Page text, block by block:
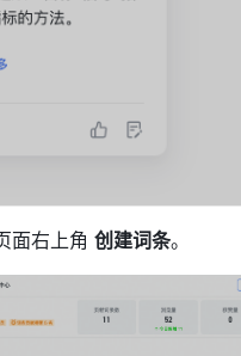
面右上角 创建词条。